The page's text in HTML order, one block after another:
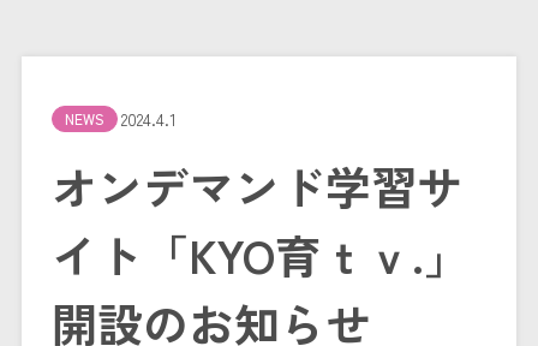
NEWS 2024.4.1
オンデマンド学習サ
イト「KYO育ｔｖ.」
開設のお知らせ